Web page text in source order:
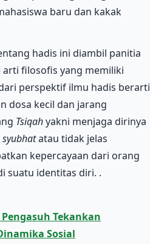
baru dan kakak
hadis ini diambil panitia
filosofis yang memiliki
perspektif ilmu hadis berarti
dosa kecil dan jarang
Tsiqahyakni menjaga dirinya
syubhatatau tidak jelas
kepercayaan dari orang
suatu identitas diri. .
Tekankan
Sosial